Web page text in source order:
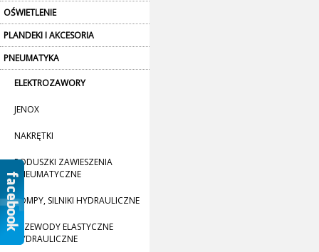
OŚWIETLENIE
PLANDEKI I AKCESORIA
PNEUMATYKA
ELEKTROZAWORY
JENOX
NAKRĘTKI
PODUSZKI ZAWIESZENIA
PNEUMATYCZNE
POMPY, SILNIKI HYDRAULICZNE
PRZEWODY ELASTYCZNE
HYDRAULICZNE